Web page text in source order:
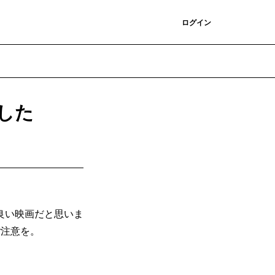
ログイン
た
映画だと思いま
意を。